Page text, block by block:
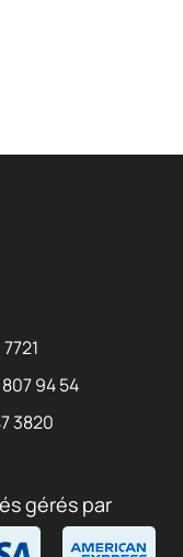
94 54
3820
gérés par